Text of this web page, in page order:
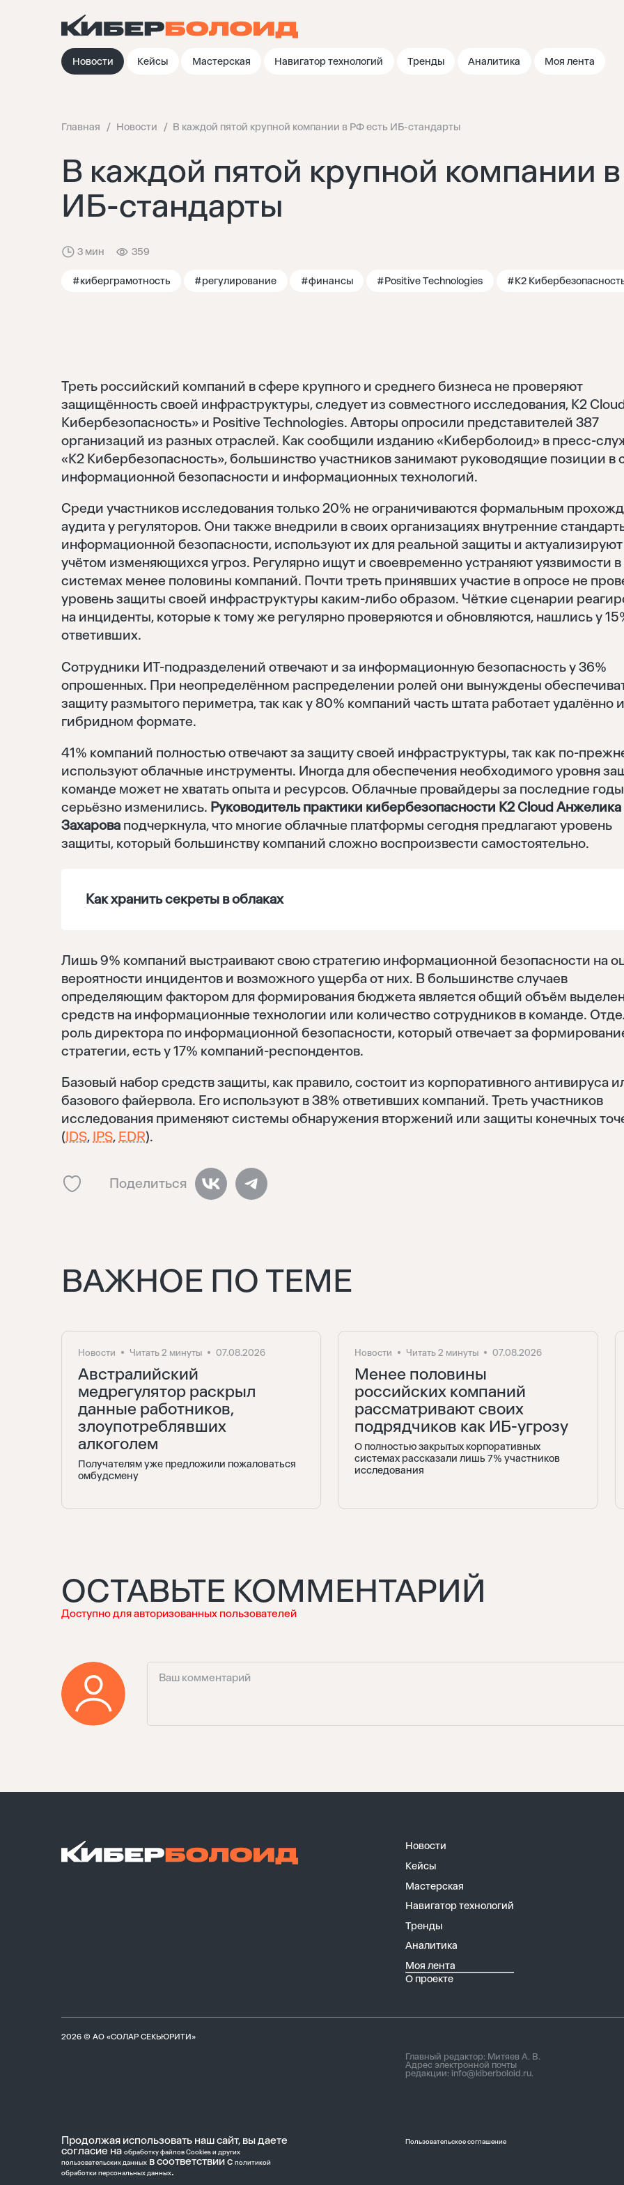
Новости Кейсы Мастерская Навигатор технологий Тренды Аналитика Моя лента
Главная Новости В каждой пятой крупной компании в РФ есть ИБ-стандарты
В каждой пятой крупной компании
ИБ-стандарты
3 мин 359
#киберграмотность #регулирование #финансы #Positive Technologies #К2
Треть российский компаний в сфере крупного и среднего бизнеса не проверяют
защищённость своей инфраструктуры, следует из совместного исследования, K2
Кибербезопасность» и Positive Technologies. Авторы опросили представителей 387
организаций из разных отраслей. Как сообщили изданию «Киберболоид» в пресс-
«K2 Кибербезопасность», большинство участников занимают руководящие позиции в
информационной безопасности и информационных технологий.
Среди участников исследования только 20% не ограничиваются формальным
аудита у регуляторов. Они также внедрили в своих организациях внутренние
информационной безопасности, используют их для реальной защиты и актуализируют
учётом изменяющихся угроз. Регулярно ищут и своевременно устраняют уязвимости в
системах менее половины компаний. Почти треть принявших участие в опросе не
уровень защиты своей инфраструктуры каким-либо образом. Чёткие сценарии
на инциденты, которые к тому же регулярно проверяются и обновляются, нашлись у
ответивших.
Сотрудники ИТ-подразделений отвечают и за информационную безопасность у 36%
опрошенных. При неопределённом распределении ролей они вынуждены
защиту размытого периметра, так как у 80% компаний часть штата работает удалённо
гибридном формате.
41% компаний полностью отвечают за защиту своей инфраструктуры, так как по-
используют облачные инструменты. Иногда для обеспечения необходимого уровня
команде может не хватать опыта и ресурсов. Облачные провайдеры за последние годы
серьёзно изменились. Руководитель практики кибербезопасности K2 Cloud Анжелика
Захарова подчеркнула, что многие облачные платформы сегодня предлагают уровень
защиты, который большинству компаний сложно воспроизвести самостоятельно.
Как хранить секреты в облаках
Лишь 9% компаний выстраивают свою стратегию информационной безопасности на
вероятности инцидентов и возможного ущерба от них. В большинстве случаев
определяющим фактором для формирования бюджета является общий объём
средств на информационные технологии или количество сотрудников в команде.
роль директора по информационной безопасности, который отвечает за
стратегии, есть у 17% компаний-респондентов.
Базовый набор средств защиты, как правило, состоит из корпоративного антивируса
базового файервола. Его используют в 38% ответивших компаний. Треть участников
исследования применяют системы обнаружения вторжений или защиты конечных
(IDS, IPS, EDR).
Поделиться
ВАЖНОЕ ПО ТЕМЕ
Новости Читать 2 минуты 07.08.2026
Австралийский
медрегулятор раскрыл
данные работников,
злоупотреблявших
алкоголем
Получателям уже предложили пожаловаться
омбудсмену
Новости Читать 2 минуты 07.08.2026
Менее половины
российских компаний
рассматривают своих
подрядчиков как ИБ-угрозу
О полностью закрытых корпоративных
системах рассказали лишь 7% участников
исследования
ОСТАВЬТЕ КОММЕНТАРИЙ
Доступно для авторизованных пользователей
Новости
Кейсы
Мастерская
Навигатор технологий
Тренды
Аналитика
Моя лента
О проекте
2026 © АО «СОЛАР СЕКЬЮРИТИ»
Главный редактор: Митяев А. В.
Адрес электронной почты
редакции: info@kiberboloid.ru.
Продолжая использовать наш сайт, вы даете
согласие наобработку файлов Cookies и других
пользовательских данных в соответствии сполитикой
обработки персональных данных.
Пользовательское соглашение